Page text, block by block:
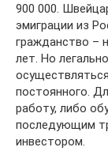
900 000.
эмиграции из
гражданство –
лет. Но
постоянного.
работу, либо
последующим
инвестором.